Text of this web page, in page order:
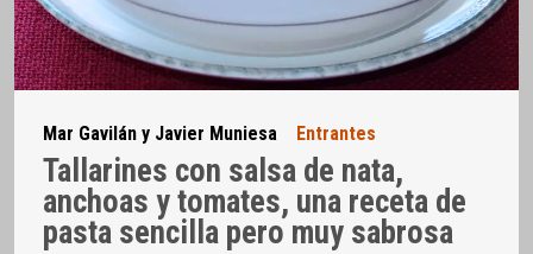
Mar Gavilán y Javier Muniesa Entrantes
Tallarines con salsa de nata,
anchoas y tomates, una receta de
pasta sencilla pero muy sabrosa